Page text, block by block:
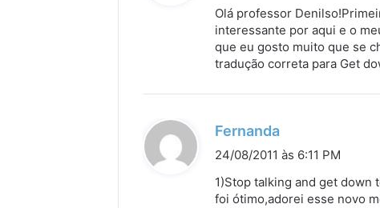
s
e
:
Olá professor
interessante por aqui e o
que eu gosto muito que se
tradução correta para Get
Fernanda
i
s
24/08/2011 às 6:11 PM
1)Stop talking and get
foi ótimo,adorei esse novo